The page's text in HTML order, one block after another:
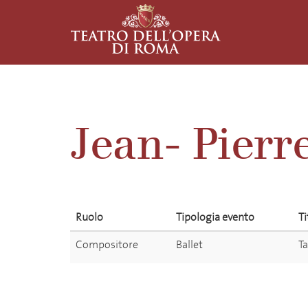
Jean-
Ruolo Tipologia evento
Compositore
Ballet